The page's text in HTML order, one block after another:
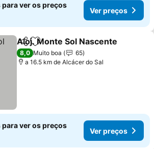
para ver os preços
Ver preços
PartilharAdicionar aos favoritos
Aloj. Monte Sol Nascente
8,0 Muito boa
65
a 16.5 km de Alcácer do Sal
para ver os preços
Ver preços